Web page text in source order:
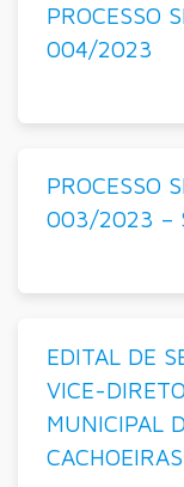
PROCESSO
004/2023
PROCESSO
003/2023 –
EDITAL DE
VICE-
MUNICIPAL
CACHOEIRAS